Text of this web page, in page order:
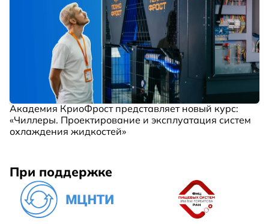
Академия КриоФрост представляет новый курс:
«Чиллеры. Проектирование и эксплуатация систем
охлаждения жидкостей»
При поддержке